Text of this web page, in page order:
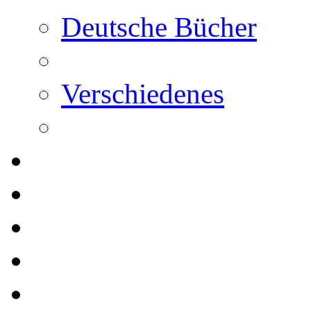
Deutsche Bücher
Verschiedenes